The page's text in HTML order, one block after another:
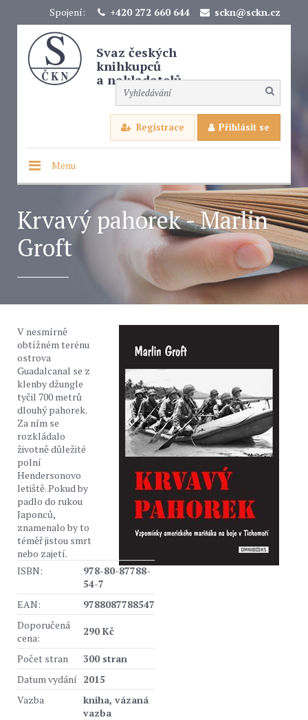
Spojení: +420 272 660 644 sckn@sckn.cz
Svaz českých
knihkupců
a nakladatelů
Registrace Přihlásit se
Menu
Krvavý pahorek - Marlin
Groft
V nesmírně
obtížném terénu
ostrova
Guadalcanal se z
klenby džungle
tyčil 700 metrů
dlouhý pahorek.
Za ním se
rozkládalo
životně důležité
polní
Hendersonovo
letiště. Pokud by
padlo do rukou
Japonců,
znamenalo by to
téměř jistou smrt
nebo zajetí.
ISBN:
978-80-87788-
54-7
EAN:
9788087788547
Doporučená
cena:
290 Kč
Počet stran
300 stran
Datum vydání 2015
Vazba
kniha, vázaná
vazba